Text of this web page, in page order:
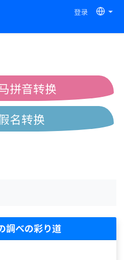
登录
拼音转换
名转换
調べの彩り道